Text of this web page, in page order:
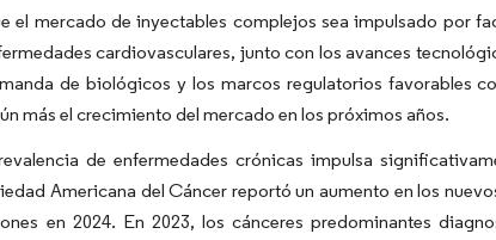
el mercado de inyectables complejos sea impulsado por
cardiovasculares, junto con los avances
de biológicos y los marcos regulatorios favorables
más el crecimiento del mercado en los próximos años.
de enfermedades crónicas impulsa
Americana del Cáncer reportó un aumento en los
en 2024. En 2023, los cánceres predominantes